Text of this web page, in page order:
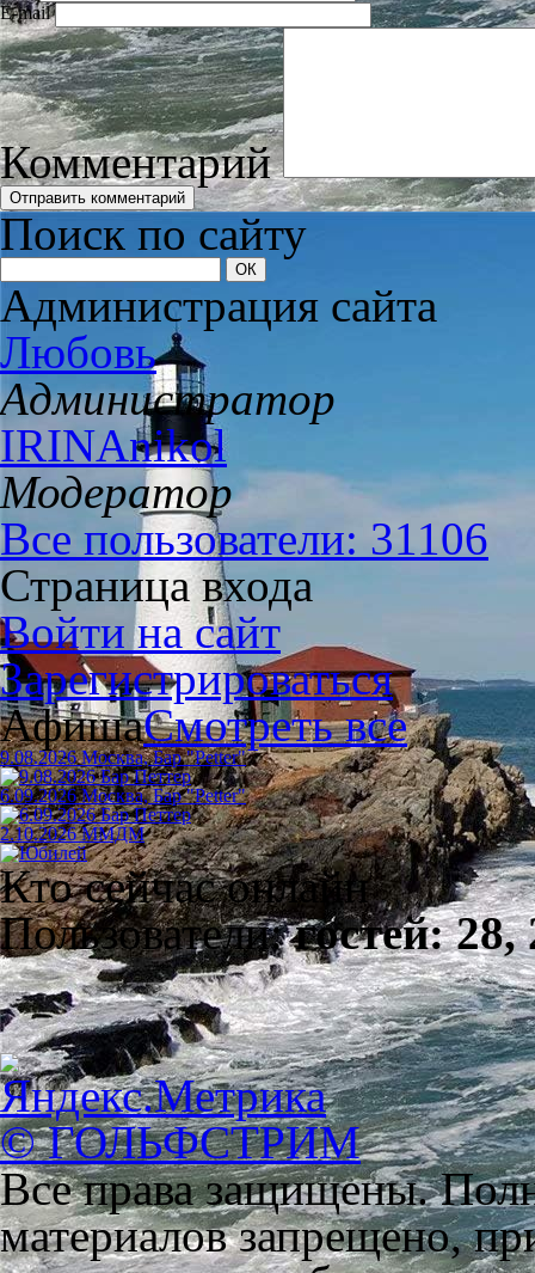
E-mail
Комментарий
Поиск по сайту
Администрация сайта
Любовь
Администратор
IRINAnikol
Модератор
Все пользователи: 31106
Страница входа
Войти на сайт
Зарегистрироваться
АфишаСмотреть все
9.08.2026 Москва, Бар "Petter"
6.09.2026 Москва, Бар "Petter"
2.10.2026 ММДМ
Кто сейчас онлайн
Пользователи:гостей: 28,
© ГОЛЬФСТРИМ
Все права защищены.
материалов запрещено,